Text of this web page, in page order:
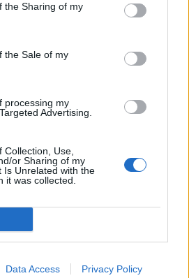
the Sharing of my
the Sale of my
processing my
Advertising.
Use,
or Sharing of my
Is Unrelated with the
it was collected.
Data Access Privacy Policy
som är en perfekt present